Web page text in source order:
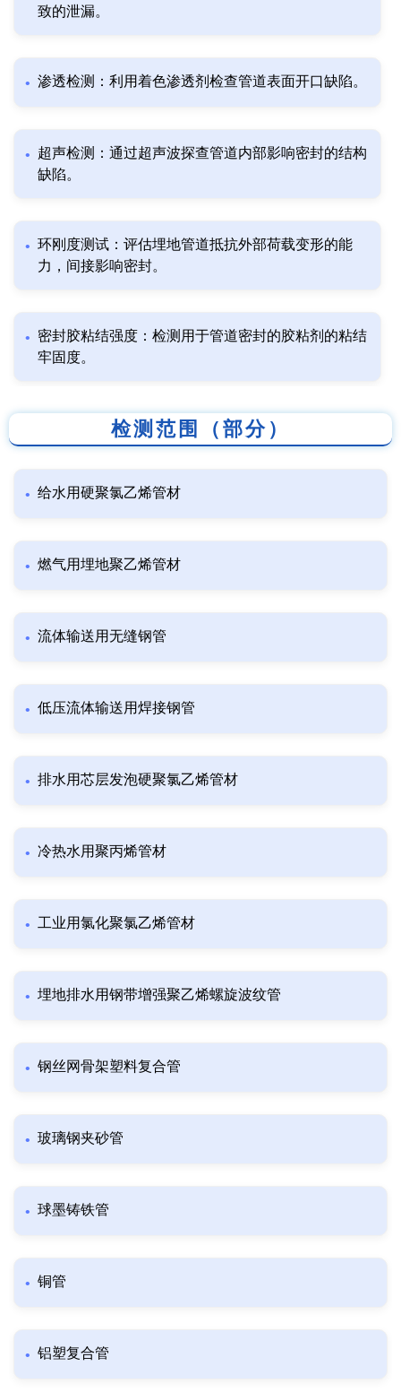
致的泄漏。
渗透检测：利用着色渗透剂检查管道表面开口缺陷。
超声检测：通过超声波探查管道内部影响密封的结构
缺陷。
环刚度测试：评估埋地管道抵抗外部荷载变形的能
力，间接影响密封。
密封胶粘结强度：检测用于管道密封的胶粘剂的粘结
牢固度。
检测范围（部分）
给水用硬聚氯乙烯管材
燃气用埋地聚乙烯管材
流体输送用无缝钢管
低压流体输送用焊接钢管
排水用芯层发泡硬聚氯乙烯管材
冷热水用聚丙烯管材
工业用氯化聚氯乙烯管材
埋地排水用钢带增强聚乙烯螺旋波纹管
钢丝网骨架塑料复合管
玻璃钢夹砂管
球墨铸铁管
铜管
铝塑复合管